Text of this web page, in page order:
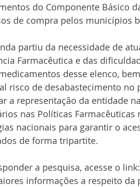
do Componente Básico
de compra pelos municípios
partiu da necessidade de
Farmacêutica e das
desse elenco,
risco de desabastecimento
a representação da entidade
nas Políticas
nacionais para garantir o
de forma tripartite.
a pesquisa, acesse o
informações a respeito da